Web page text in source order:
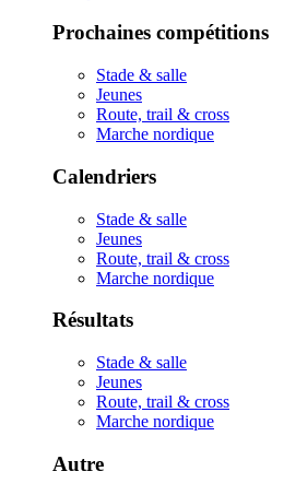
Prochaines compétitions
Stade & salle
Jeunes
Route, trail & cross
Marche nordique
Calendriers
Stade & salle
Jeunes
Route, trail & cross
Marche nordique
Résultats
Stade & salle
Jeunes
Route, trail & cross
Marche nordique
Autre